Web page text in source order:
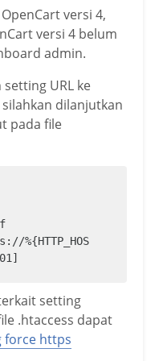
versi 4,
versi 4 belum
admin.
URL ke
dilanjutkan
pada file
setting
.htaccess dapat
force https